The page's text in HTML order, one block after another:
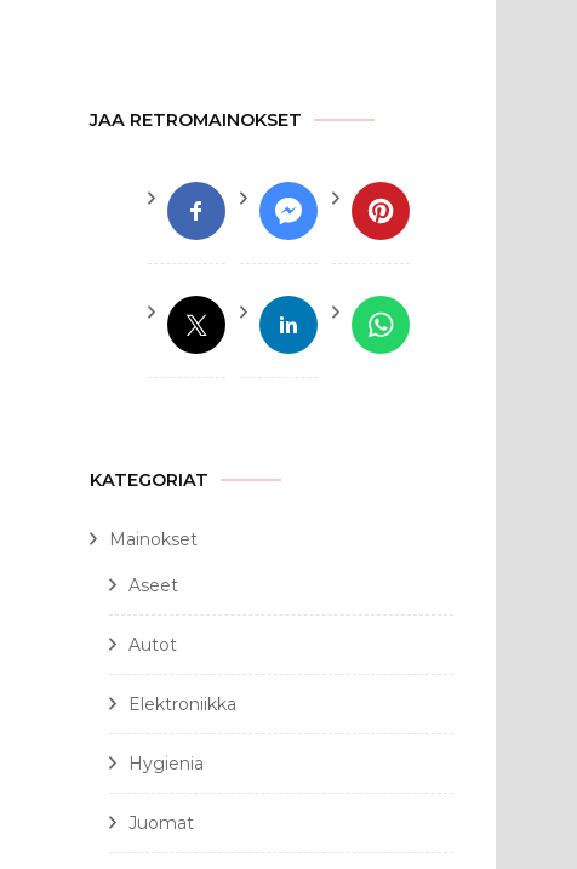
JAA RETROMAINOKSET
KATEGORIAT
Mainokset
Aseet
Autot
Elektroniikka
Hygienia
Juomat